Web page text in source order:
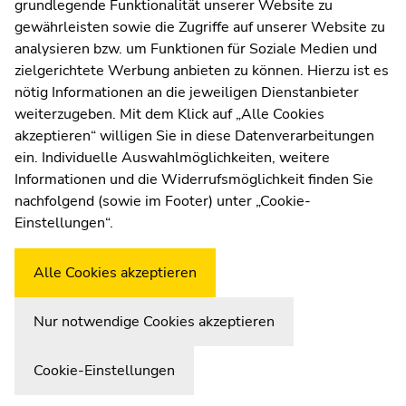
Moodle
UNIGRAZonline
Impressum
Datenschutzerklärung
Cookie-Einstellungen
Barrierefreiheitserklärung
WetterstationUni Graz
grundlegende Funktionalität unserer Website zu
gewährleisten sowie die Zugriffe auf unserer Website zu
analysieren bzw. um Funktionen für Soziale Medien und
zielgerichtete Werbung anbieten zu können. Hierzu ist es
nötig Informationen an die jeweiligen Dienstanbieter
weiterzugeben. Mit dem Klick auf „Alle Cookies
akzeptieren“ willigen Sie in diese Datenverarbeitungen
ein. Individuelle Auswahlmöglichkeiten, weitere
Informationen und die Widerrufsmöglichkeit finden Sie
nachfolgend (sowie im Footer) unter „Cookie-
Einstellungen“.
Alle Cookies akzeptieren
Nur notwendige Cookies akzeptieren
Cookie-Einstellungen